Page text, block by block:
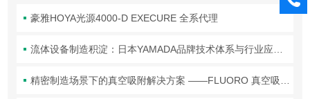
豪雅HOYA光源4000-D EXECURE 全系代理
流体设备制造积淀：日本YAMADA品牌技术体系与行业应用解析
精密制造场景下的真空吸附解决方案 ——FLUORO 真空吸笔头技术解析